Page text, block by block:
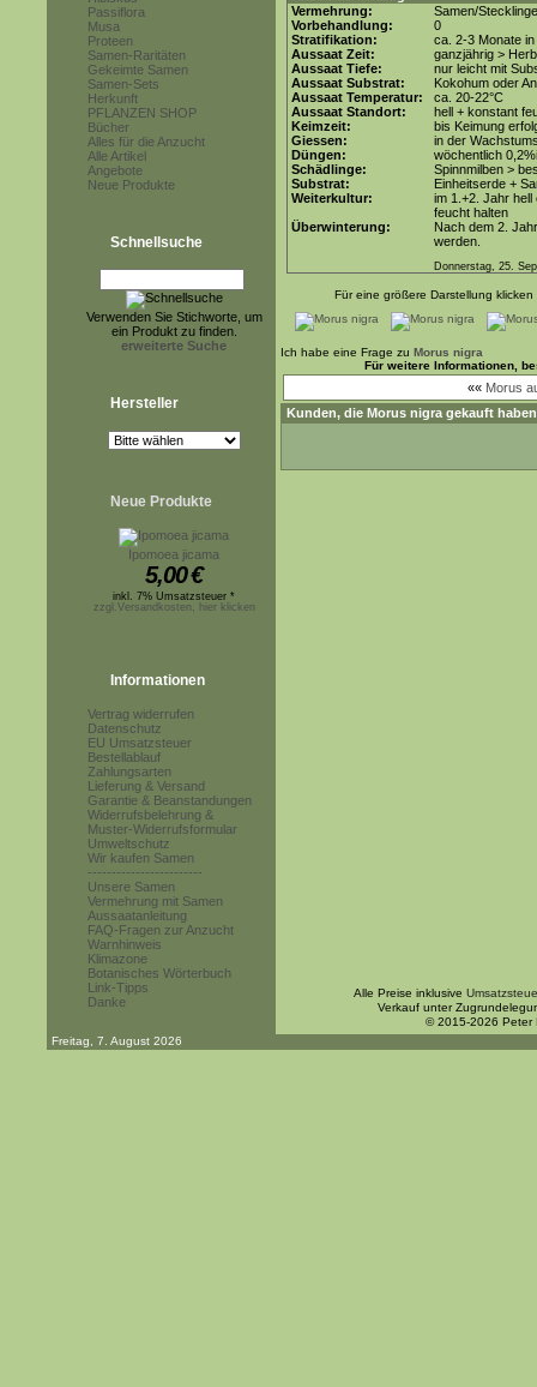
Passiflora
Musa
Proteen
Samen-Raritäten
Gekeimte Samen
Samen-Sets
Herkunft
PFLANZEN SHOP
Bücher
Alles für die Anzucht
Alle Artikel
Angebote
Neue Produkte
Schnellsuche
Verwenden Sie Stichworte, um
ein Produkt zu finden.
erweiterte Suche
Hersteller
Neue Produkte
Ipomoea jicama
5,00€
inkl. 7% Umsatzsteuer *
zzgl.Versandkosten, hier klicken
Informationen
Vertrag widerrufen
Datenschutz
EU Umsatzsteuer
Bestellablauf
Zahlungsarten
Lieferung & Versand
Garantie & Beanstandungen
Widerrufsbelehrung &
Muster-Widerrufsformular
Umweltschutz
Wir kaufen Samen
------------------------
Unsere Samen
Vermehrung mit Samen
Aussaatanleitung
FAQ-Fragen zur Anzucht
Warnhinweis
Klimazone
Botanisches Wörterbuch
Link-Tipps
Danke
Vermehrung:
Samen/Stecklinge
Vorbehandlung:
0
Stratifikation:
ca. 2-3 Monate
Aussaat Zeit:
ganzjährig >
Aussaat Tiefe:
nur leicht mit
Aussaat Substrat:
Kokohum oder
Aussaat Temperatur:
ca. 20-22°C
Aussaat Standort:
hell + konstant
Keimzeit:
bis Keimung
Giessen:
in der
Düngen:
wöchentlich
Schädlinge:
Spinnmilben >
Substrat:
Einheitserde +
Weiterkultur:
im 1.+2. Jahr hell
feucht halten
Überwinterung:
Nach dem 2.
werden.
Donnerstag, 25.
Für eine größere Darstellung
Ich habe eine Frage zu Morus nigra
Für weitere Informationen,
«« Morus
Kunden, die Morus nigra gekauft
Alle Preise inklusive
Verkauf unter
© 2015-2026 Peter
Freitag, 7. August 2026